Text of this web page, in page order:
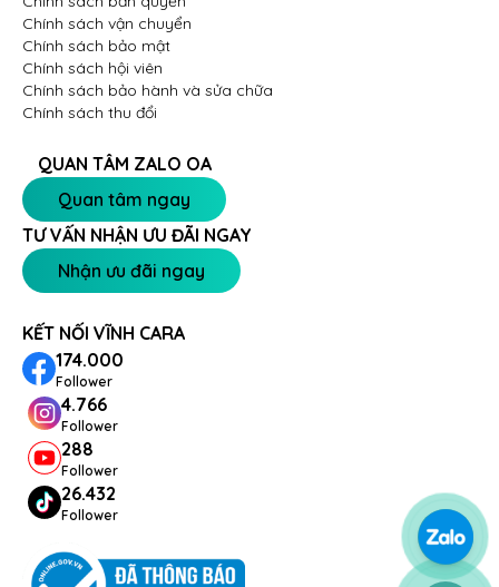
Chính sách vận chuyển
Chính sách bảo mật
Chính sách hội viên
Chính sách bảo hành và sửa chữa
Chính sách thu đổi
QUAN TÂM ZALO OA
Quan tâm ngay
TƯ VẤN NHẬN ƯU ĐÃI NGAY
Nhận ưu đãi ngay
KẾT NỐI VĨNH CARA
174.000
Follower
4.766
Follower
288
Follower
26.432
Follower